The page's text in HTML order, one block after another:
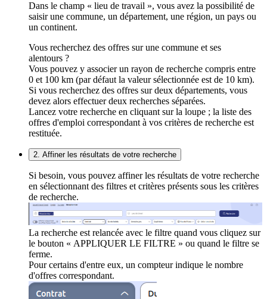
Dans le champ « lieu de travail », vous avez la possibilité de
saisir une commune, un département, une région, un pays ou
un continent.
Vous recherchez des offres sur une commune et ses
alentours ?
Vous pouvez y associer un rayon de recherche compris entre
0 et 100 km (par défaut la valeur sélectionnée est de 10 km).
Si vous recherchez des offres sur deux départements, vous
devez alors effectuer deux recherches séparées.
Lancez votre recherche en cliquant sur la loupe ; la liste des
offres d'emploi correspondant à vos critères de recherche est
restituée.
2. Affiner les résultats de votre recherche
Si besoin, vous pouvez affiner les résultats de votre recherche
en sélectionnant des filtres et critères présents sous les critères
de recherche.
La recherche est relancée avec le filtre quand vous cliquez sur
le bouton « APPLIQUER LE FILTRE » ou quand le filtre se
ferme.
Pour certains d'entre eux, un compteur indique le nombre
d'offres correspondant.